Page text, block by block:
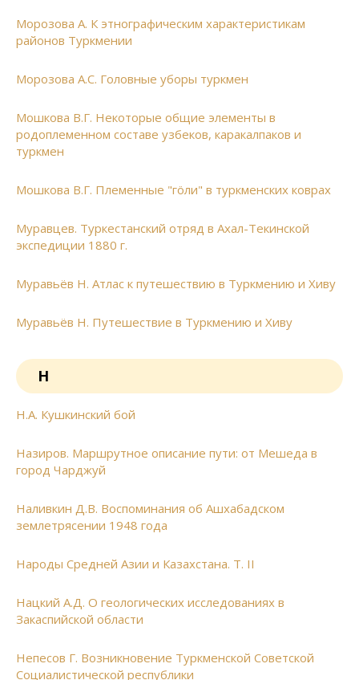
Морозова А. К этнографическим характеристикам
районов Туркмении
Морозова А.С. Головные уборы туркмен
Мошкова В.Г. Некоторые общие элементы в
родоплеменном составе узбеков, каракалпаков и
туркмен
Мошкова В.Г. Племенные "гöли" в туркменских коврах
Муравцев. Туркестанский отряд в Ахал-Текинской
экспедиции 1880 г.
Муравьёв Н. Атлас к путешествию в Туркмению и Хиву
Муравьёв Н. Путешествие в Туркмению и Хиву
Н
Н.А. Кушкинский бой
Назиров. Маршрутное описание пути: от Мешеда в
город Чарджуй
Наливкин Д.В. Воспоминания об Ашхабадском
землетрясении 1948 года
Народы Средней Азии и Казахстана. Т. II
Нацкий А.Д. О геологических исследованиях в
Закаспийской области
Непесов Г. Возникновение Туркменской Советской
Социалистической республики